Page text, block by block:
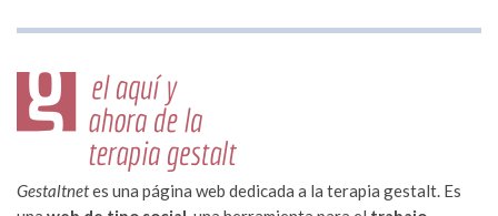
Gestaltnetes una página web dedicada a la terapia gestalt. Es